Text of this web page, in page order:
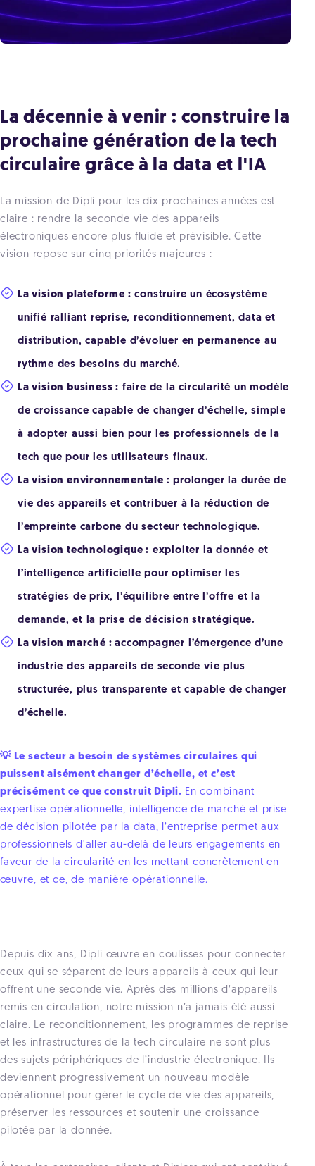
La décennie à venir : construire la
prochaine génération de la tech
circulaire grâce à la data et l'IA
La mission de Dipli pour les dix prochaines années est
claire : rendre la seconde vie des appareils
électroniques encore plus fluide et prévisible. Cette
vision repose sur cinq priorités majeures :
La vision plateforme : construire un écosystème
unifié ralliant reprise, reconditionnement, data et
distribution, capable d’évoluer en permanence au
rythme des besoins du marché.
La vision business : faire de la circularité un modèle
de croissance capable de changer d’échelle, simple
à adopter aussi bien pour les professionnels de la
tech que pour les utilisateurs finaux.
La vision environnementale : prolonger la durée de
vie des appareils et contribuer à la réduction de
l’empreinte carbone du secteur technologique.
La vision technologique : exploiter la donnée et
l’intelligence artificielle pour optimiser les
stratégies de prix, l’équilibre entre l’offre et la
demande, et la prise de décision stratégique.
La vision marché :accompagner l’émergence d’une
industrie des appareils de seconde vie plus
structurée, plus transparente et capable de changer
d’échelle.
💡 Le secteur a besoin de systèmes circulaires qui
puissent aisément changer d’échelle, et c’est
précisément ce que construit Dipli. En combinant
expertise opérationnelle, intelligence de marché et prise
de décision pilotée par la data, l’entreprise permet aux
professionnels d'aller au-delà de leurs engagements en
faveur de la circularité en les mettant concrètement en
œuvre, et ce, de manière opérationnelle.
Depuis dix ans, Dipli œuvre en coulisses pour connecter
ceux qui se séparent de leurs appareils à ceux qui leur
offrent une seconde vie. Après des millions d’appareils
remis en circulation, notre mission n’a jamais été aussi
claire. Le reconditionnement, les programmes de reprise
et les infrastructures de la tech circulaire ne sont plus
des sujets périphériques de l’industrie électronique. Ils
deviennent progressivement un nouveau modèle
opérationnel pour gérer le cycle de vie des appareils,
préserver les ressources et soutenir une croissance
pilotée par la donnée.